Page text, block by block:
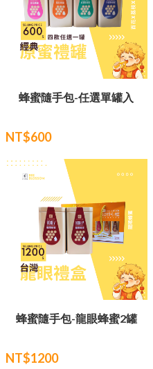
蜂蜜隨手包-任選單罐入
NT$600
蜂蜜隨手包-龍眼蜂蜜2罐
NT$1200